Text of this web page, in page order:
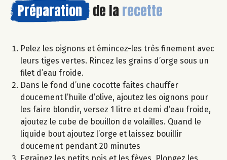
Préparation de la recette
Pelez les oignons et émincez-les très finement avec
leurs tiges vertes. Rincez les grains d’orge sous un
filet d’eau froide.
Dans le fond d’une cocotte faites chauffer
doucement l’huile d’olive, ajoutez les oignons pour
les faire blondir, versez 1 litre et demi d’eau froide,
ajoutez le cube de bouillon de volailles. Quand le
liquide bout ajoutez l’orge et laissez bouillir
doucement pendant 20 minutes